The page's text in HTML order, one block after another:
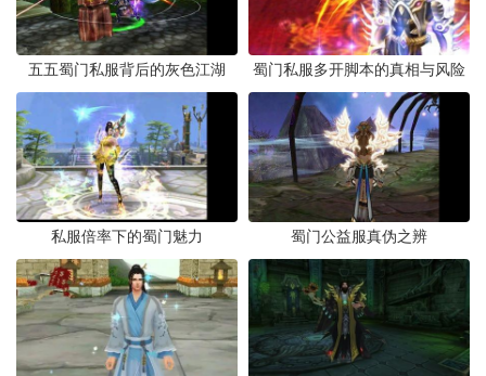
五五蜀门私服背后的灰色江湖 蜀门私服多开脚本的真相与风险
私服倍率下的蜀门魅力 蜀门公益服真伪之辨